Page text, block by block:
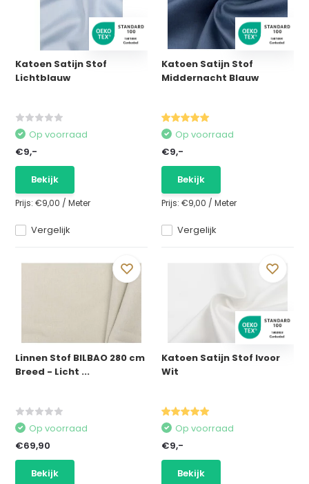
Katoen Satijn Stof
Lichtblauw
Vergelijk
Op voorraad
€9,-
Bekijk
Prijs:€9,00 /Meter
Katoen Satijn Stof
Middernacht Blauw
Vergelijk
Op voorraad
€9,-
Bekijk
Prijs: €9,00 / Meter
Linnen Stof BILBAO 280 cm
Breed - Licht ...
Op voorraad
€69,90
Bekijk
Katoen Satijn Stof Ivoor
Wit
Op voorraad
€9,-
Bekijk